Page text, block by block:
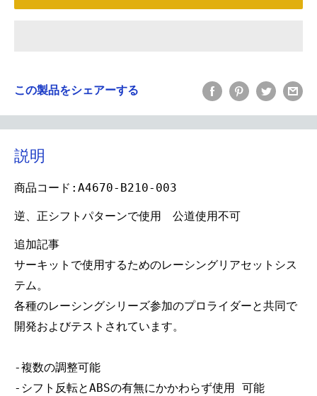
この製品をシェアーする
説明
商品コード:A4670-B210-003
逆、正シフトパターンで使用 公道使用不可
追加記事
サーキットで使用するためのレーシングリアセットシス
テム。
各種のレーシングシリーズ参加のプロライダーと共同で
開発およびテストされています。
-複数の調整可能
-シフト反転とABSの有無にかかわらず使用 可能